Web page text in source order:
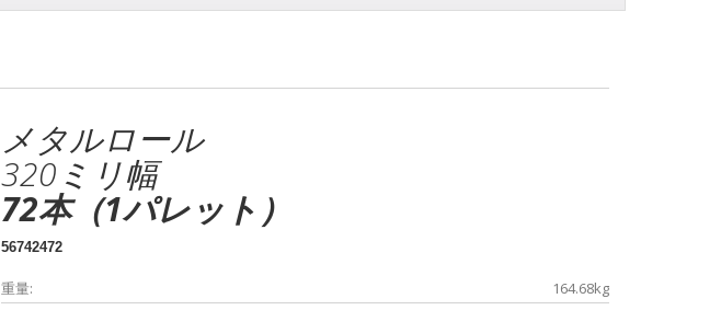
メタルロール
320ミリ幅
72本（1パレット）
56742472
重量: 164.68kg